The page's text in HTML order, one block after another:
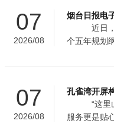
07
2026/08
烟台日报电
近日，《
个五年规划
07
2026/08
孔雀湾开屏
“这里山
服务更是贴